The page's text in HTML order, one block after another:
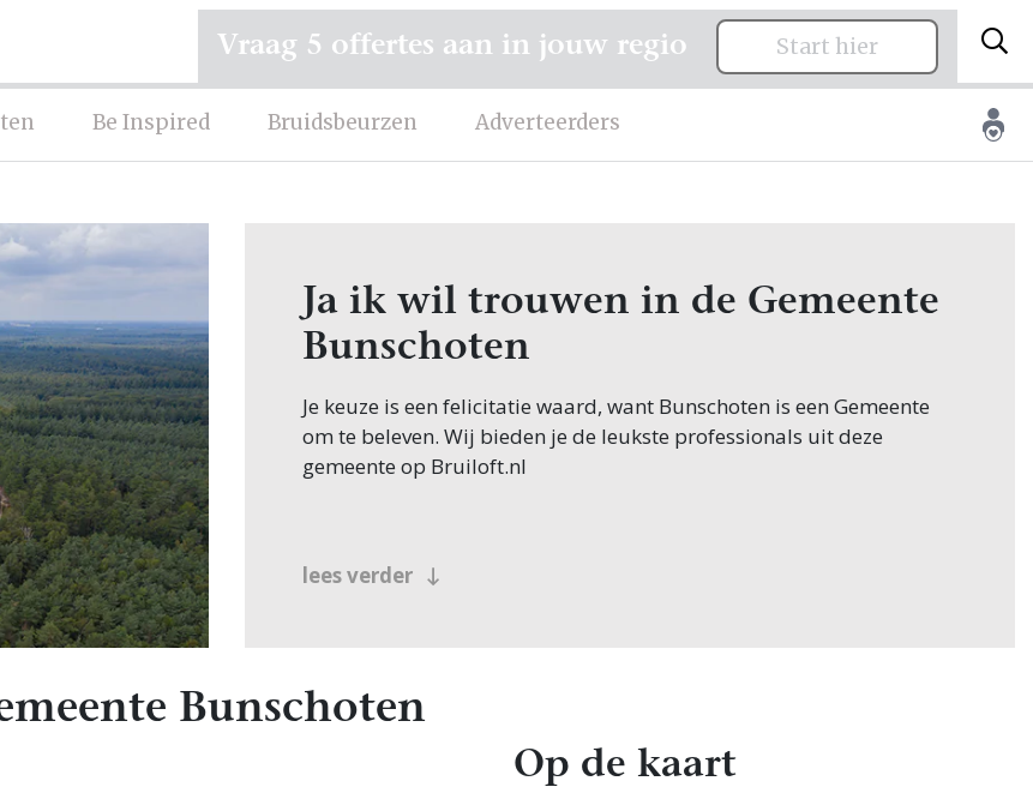
Be Inspired Bruidsbeurzen Adverteerders
Vraag 5 offertes aan in jouw regio Start hier
Ja ik wil trouwen in de Gemeente
Bunschoten
Je keuze is een felicitatie waard, want Bunschoten is een Gemeente
om te beleven. Wij bieden je de leukste professionals uit deze
gemeente op Bruiloft.nl
lees verder
Bunschoten
Op de kaart